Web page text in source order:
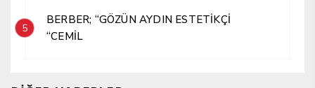
5
BERBER; “GÖZÜN AYDIN ESTETİKÇİ
“CEMİL